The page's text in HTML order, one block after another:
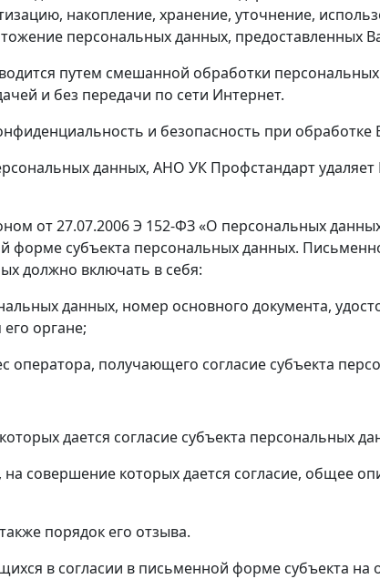
накопление, хранение, уточнение,
персональных данных, предоставленных
путем смешанной обработки
и без передачи по сети Интернет.
и безопасность при
данных, АНО УК Профстандарт
от 27.07.2006 Э 152-ФЗ «О персональных
форме субъекта персональных данных.
должно включать в себя:
данных, номер основного документа,
органе;
получающего согласие субъекта
дается согласие субъекта персональных
совершение которых дается согласие, общее
порядок его отзыва.
в согласии в письменной форме субъекта на